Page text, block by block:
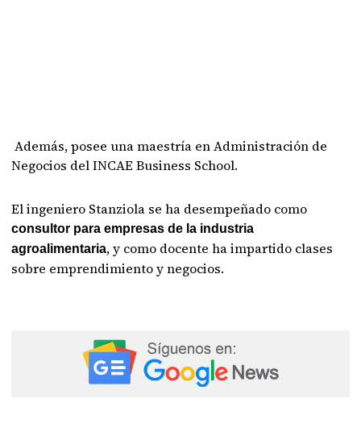
Además, posee una maestría en Administración de
Negocios del INCAE Business School.
El ingeniero Stanziola se ha desempeñado como
consultor para empresas de la industria
agroalimentaria, y como docente ha impartido clases
sobre emprendimiento y negocios.